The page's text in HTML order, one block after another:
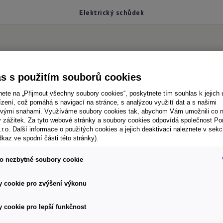
Elektrický schůdek
elektrickým
ze stereotypu vašich všedních dnů. S
okamžik uniknout. Vystupování z vašeho
s elektrickým ovládáním. Při otevření
abyste mohli pohodlně vystoupit či
na multifunkčním ukazateli upozorní, že je
s použitím souborů cookies
na „Přijmout všechny soubory cookies“, poskytnete tím souhlas k jejich
což pomáhá s navigací na stránce, s analýzou využití dat a s našimi
snahami. Využíváme soubory cookies tak, abychom Vám umožnili co
zážitek. Za tyto webové stránky a soubory cookies odpovídá společnost
Další informace o použitých cookies a jejich deaktivaci naleznete v
ve spodní části této stránky).
nezbytné soubory cookie
cookie pro zvýšení výkonu
cookie pro lepší funkčnost